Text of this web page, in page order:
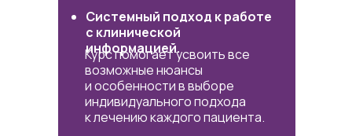
Курс помогает усвоить все
возможные нюансы
и особенности в выборе
индивидуального подхода
к лечению каждого пациента.
Системный подход к работе
с клинической
информацией.